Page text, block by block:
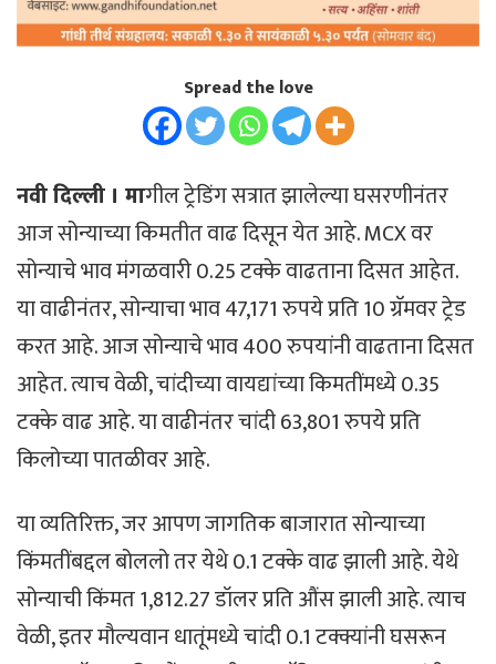
Spread the love
नवी दिल्ली । मागील ट्रेडिंग सत्रात झालेल्या घसरणीनंतर
आज सोन्याच्या किमतीत वाढ दिसून येत आहे. MCX वर
सोन्याचे भाव मंगळवारी 0.25 टक्के वाढताना दिसत आहेत.
या वाढीनंतर, सोन्याचा भाव 47,171 रुपये प्रति 10 ग्रॅमवर ​​ट्रेड
करत आहे. आज सोन्याचे भाव 400 रुपयांनी वाढताना दिसत
आहेत. त्याच वेळी, चांदीच्या वायद्यांच्या किमतींमध्ये 0.35
टक्के वाढ आहे. या वाढीनंतर चांदी 63,801 रुपये प्रति
किलोच्या पातळीवर आहे.
या व्यतिरिक्त, जर आपण जागतिक बाजारात सोन्याच्या
किंमतींबद्दल बोललो तर येथे 0.1 टक्के वाढ झाली आहे. येथे
सोन्याची किंमत 1,812.27 डॉलर प्रति औंस झाली आहे. त्याच
वेळी, इतर मौल्यवान धातूंमध्ये चांदी 0.1 टक्क्यांनी घसरून